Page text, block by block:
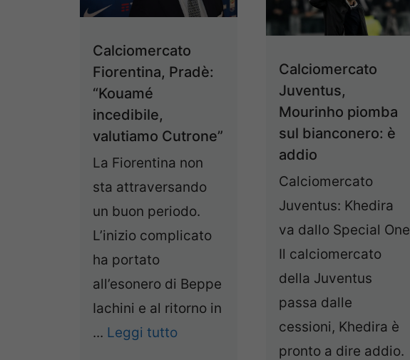
Calciomercato
Fiorentina, Pradè:
“Kouamé
incedibile,
valutiamo Cutrone”
La Fiorentina non
sta attraversando
un buon periodo.
L’inizio complicato
ha portato
all’esonero di Beppe
Iachini e al ritorno in
... Leggi tutto
Calciomercato
Juventus,
Mourinho piomba
sul bianconero: è
addio
Calciomercato
Juventus: Khedira
va dallo Special One
Il calciomercato
della Juventus
passa dalle
cessioni, Khedira è
pronto a dire addio.